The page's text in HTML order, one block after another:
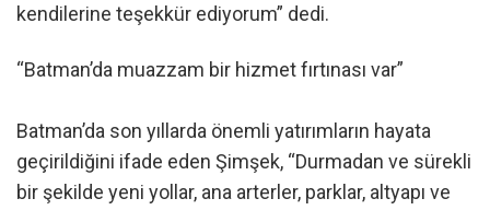
kendilerine teşekkür ediyorum” dedi.
“Batman’da muazzam bir hizmet fırtınası var”
Batman’da son yıllarda önemli yatırımların hayata
geçirildiğini ifade eden Şimşek, “Durmadan ve sürekli
bir şekilde yeni yollar, ana arterler, parklar, altyapı ve